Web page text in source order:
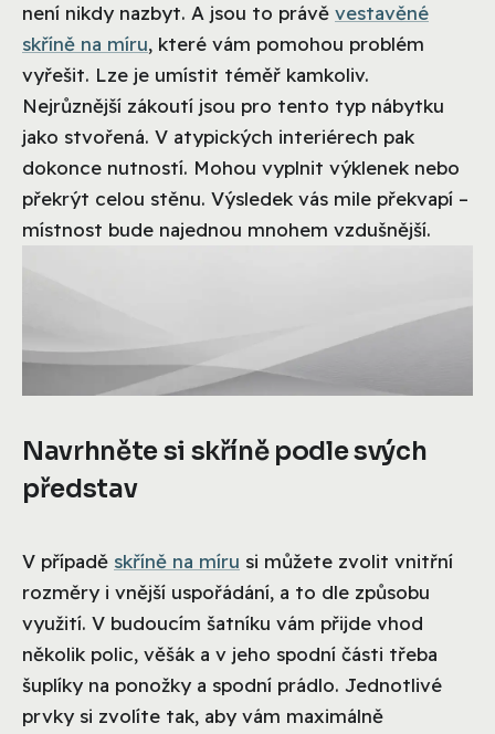
není nikdy nazbyt. A jsou to právě vestavěné
skříně na míru, které vám pomohou problém
vyřešit. Lze je umístit téměř kamkoliv.
Nejrůznější zákoutí jsou pro tento typ nábytku
jako stvořená. V atypických interiérech pak
dokonce nutností. Mohou vyplnit výklenek nebo
překrýt celou stěnu. Výsledek vás mile překvapí –
místnost bude najednou mnohem vzdušnější.
Navrhněte si skříně podle svých
představ
V případě skříně na míru si můžete zvolit vnitřní
rozměry i vnější uspořádání, a to dle způsobu
využití. V budoucím šatníku vám přijde vhod
několik polic, věšák a v jeho spodní části třeba
šuplíky na ponožky a spodní prádlo. Jednotlivé
prvky si zvolíte tak, aby vám maximálně